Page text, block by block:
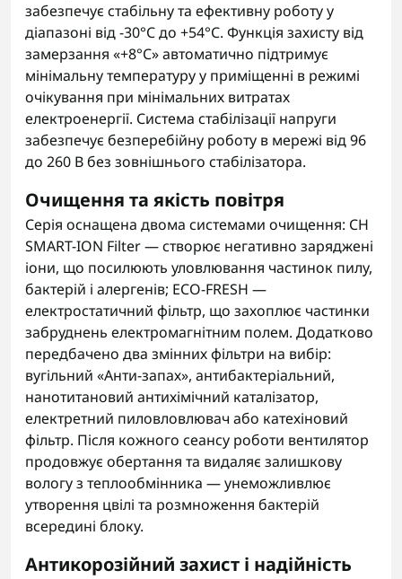
забезпечує стабільну та ефективну роботу у
діапазоні від -30°C до +54°C. Функція захисту від
замерзання «+8°C» автоматично підтримує
мінімальну температуру у приміщенні в режимі
очікування при мінімальних витратах
електроенергії. Система стабілізації напруги
забезпечує безперебійну роботу в мережі від 96
до 260 В без зовнішнього стабілізатора.
Очищення та якість повітря
Серія оснащена двома системами очищення: CH
SMART-ION Filter — створює негативно заряджені
іони, що посилюють уловлювання частинок пилу,
бактерій і алергенів; ECO-FRESH —
електростатичний фільтр, що захоплює частинки
забруднень електромагнітним полем. Додатково
передбачено два змінних фільтри на вибір:
вугільний «Анти-запах», антибактеріальний,
нанотитановий антихімічний каталізатор,
електретний пиловловлювач або катехіновий
фільтр. Після кожного сеансу роботи вентилятор
продовжує обертання та видаляє залишкову
вологу з теплообмінника — унеможливлює
утворення цвілі та розмноження бактерій
всередині блоку.
Антикорозійний захист і надійність